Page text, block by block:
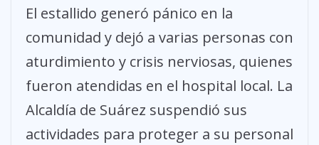
El estallido generó pánico en la
comunidad y dejó a varias personas con
aturdimiento y crisis nerviosas, quienes
fueron atendidas en el hospital local. La
Alcaldía de Suárez suspendió sus
actividades para proteger a su personal